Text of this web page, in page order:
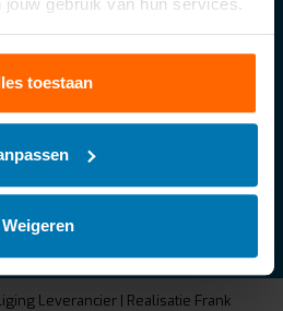
toestaan
Weigeren
Volg je bestelling, betaal
een artikel.
helpt je graag
Leverancier | Realisatie Frank